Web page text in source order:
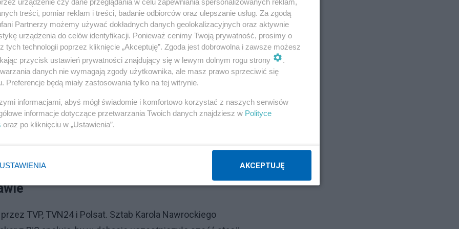
jest także do lewicy. Prezes IPN zadeklarował, że
wyborców ponad podziałami. Skrytykował też
zaangażowanie po stronie Trzaskowskiego.
Reklama
komisji. Trzaskowski minimalnie przed Nawrockim
TVP, TVN24 i Polsat. Sztab Karola Nawrockiego
treści, pomiar reklam i treści, badanie odbiorców oraz ulepszanie usług. Za zgodą
Partnerzy możemy używać dokładnych danych geolokalizacyjnych oraz aktywnie
urządzenia do celów identyfikacji. Ponieważ cenimy Twoją prywatność, prosimy o
tych technologii poprzez kliknięcie „Akceptuję”. Zgoda jest dobrowolna i zawsze możesz
przycisk ustawień prywatności znajdujący się w lewym dolnym rogu strony
.
danych nie wymagają zgody użytkownika, ale masz prawo sprzeciwić się
Preferencje będą miały zastosowania tylko na tej witrynie.
informacjami, abyś mógł świadomie i komfortowo korzystać z naszych serwisów
informacje dotyczące przetwarzania Twoich danych znajdziesz w Polityce
oraz po kliknięciu w „Ustawienia”.
USTAWIENIA AKCEPTUJĘ